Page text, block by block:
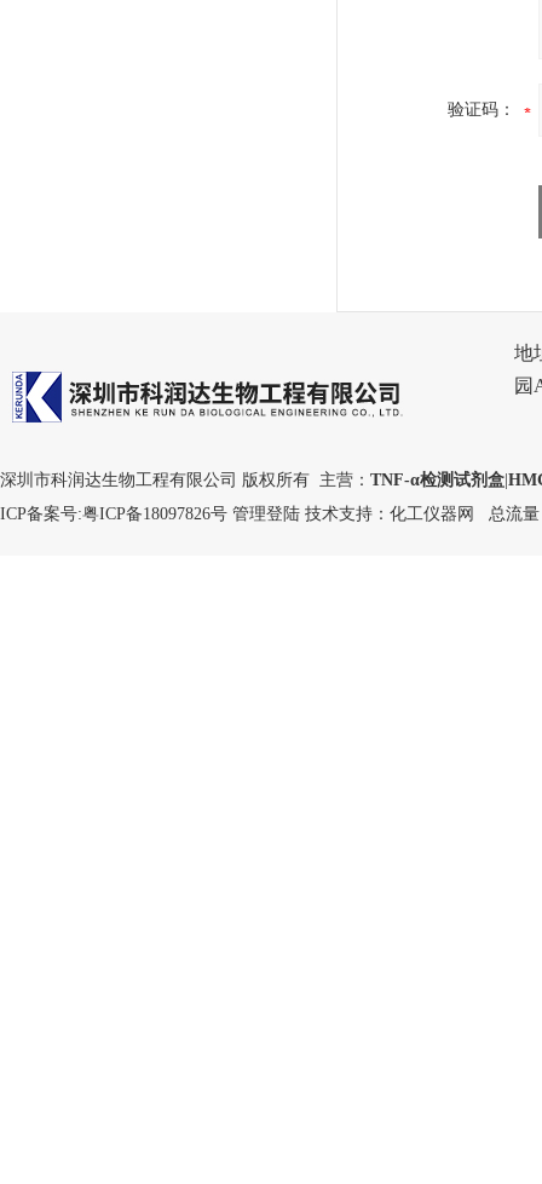
验证码：
地
园
深圳市科润达生物工程有限公司 版权所有 主营： TNF-α检测试剂盒
ICP备案号:粤ICP备18097826号 管理登陆 技术支持： 化工仪器网 总流量